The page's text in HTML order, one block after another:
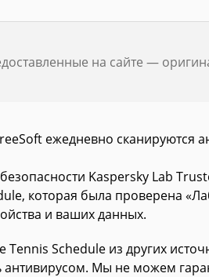
на сайте —
ежедневно сканируются
Kaspersky Lab
которая была проверена
и ваших данных.
Tennis Schedule из других
антивирусом. Мы не можем